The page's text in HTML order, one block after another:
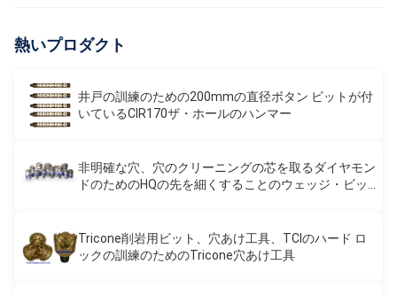
熱いプロダクト
井戸の訓練のための200mmの直径ボタン ビットが付
いているCIR170ザ・ホールのハンマー
非明確な穴、穴のクリーニングの芯を取るダイヤモン
ドのためのHQの先を細くすることのウェッジ・ビッ
Tricone削岩用ビット、穴あけ工具、TCIのハード ロ
ックの訓練のためのTricone穴あけ工具